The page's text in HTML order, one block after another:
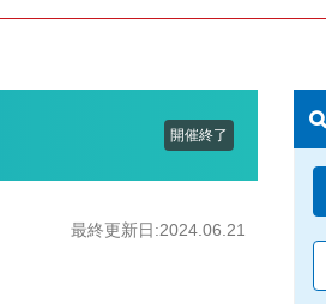
開催終了
最終更新日:2024.06.21